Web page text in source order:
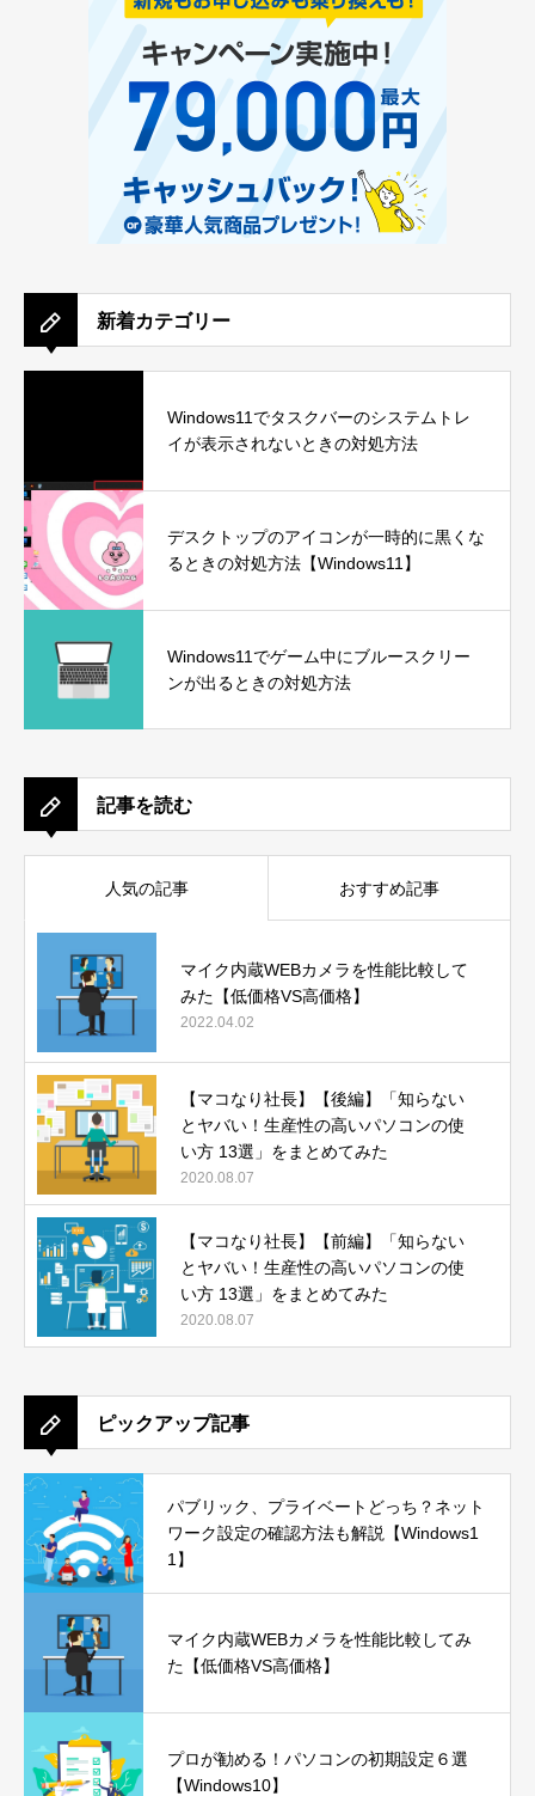
新着カテゴリー
Windows11でタスクバーのシステムトレ
イが表示されないときの対処方法
デスクトップのアイコンが一時的に黒くな
るときの対処方法【Windows11】
Windows11でゲーム中にブルースクリー
ンが出るときの対処方法
記事を読む
人気の記事 おすすめ記事
マイク内蔵WEBカメラを性能比較して
みた【低価格VS高価格】
2022.04.02
【マコなり社長】【後編】「知らない
とヤバい！生産性の高いパソコンの使
い方 13選」をまとめてみた
2020.08.07
【マコなり社長】【前編】「知らない
とヤバい！生産性の高いパソコンの使
い方 13選」をまとめてみた
2020.08.07
ピックアップ記事
パブリック、プライベートどっち？ネット
ワーク設定の確認方法も解説【Windows1
1】
マイク内蔵WEBカメラを性能比較してみ
た【低価格VS高価格】
プロが勧める！パソコンの初期設定６選
【Windows10】